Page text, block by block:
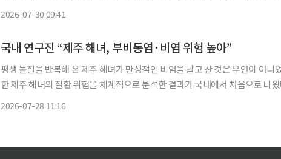
2026-07-30 09:41
국내 연구진 “제주 해녀, 부비동염·비염 위험 높아”
평생 물질을 반복해 온 제주 해녀가 만성적인 비염을 달고 산 것은 우연이 아니
한 제주 해녀의 질환 위험을 체계적으로 분석한 결과가 국내에서 처음으로 나왔다. 삼성
2026-07-28 11:16